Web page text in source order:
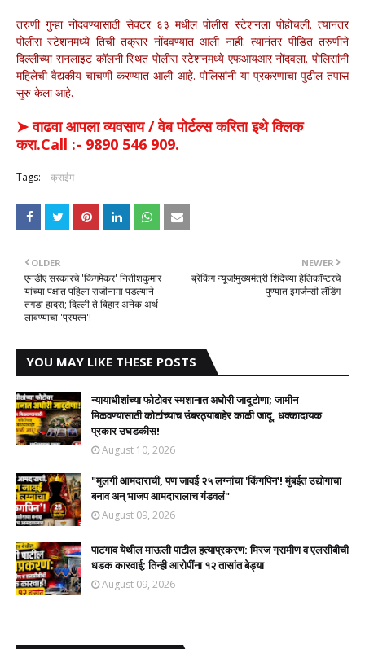
तरुणी गुन्हा नोंदवण्यासाठी सेक्टर ६३ मधील पोलीस स्टेशनला पोहोचली. त्यानंतर
पोलीस स्टेशनमध्ये तिची तक्रार नोंदवण्यात आली नाही. त्यानंतर पीडित तरुणीने
दिल्लीच्या सनलाइट कॉलनी स्थित पोलीस स्टेशनमध्ये एफआयआर नोंदवला. पोलिसांनी
महिलेची वैद्यकीय चाचणी करण्यात आली आहे. पोलिसांनी या प्रकरणाचा पुढील तपास
सुरु केला आहे.
➤ वाढवा आपला व्यवसाय / वेब पोर्टल्स करिता इथे क्लिक
करा.Call :- 9890 546 909.
Tags: क्राईम
NEWER
ब्रेकिंग न्यूज!मुख्यमंत्री शिंदेंच्या हेलिकॉप्टरचे
पुण्यात इमर्जन्सी लॅडिंग
OLDER
एनडीए सरकारचे 'किंगमेकर' नितीशकुमार
यांच्या पक्षात पहिला राजीनामा पडल्याने
तगडा हादरा; दिल्ली ते बिहार अनेक अर्थ
लावण्याचा 'प्रयत्न'!
YOU MAY LIKE THESE POSTS
न्यायाधीशांच्या फोटोवर स्मशानात अघोरी जादूटोणा; जामीन
मिळवण्यासाठी कोर्टाच्याच उंबरठ्याबाहेर काळी जादू, धक्कादायक
प्रकार उघडकीस!
August 10, 2026
"मुलगी आमदाराची, पण जावई २५ लग्नांचा 'किंगपिन'! मुंबईत उद्योगाचा
बनाव अन् भाजप आमदारालाच गंडवलं"
August 09, 2026
पाटगाव येथील माऊली पाटील हत्याप्रकरण: मिरज ग्रामीण व एलसीबीची
धडक कारवाई; तिन्ही आरोपींना १२ तासांत बेड्या
August 09, 2026